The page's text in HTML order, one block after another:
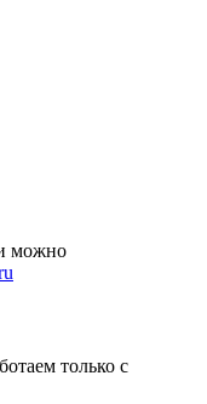
можно
только с